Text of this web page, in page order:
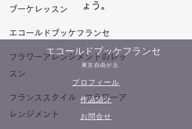
ブーケレッスン
エコールドブッケフランセ
フラワーアレンジメントのレッ
スン
フランススタイル フラワーア
レンジメント
ょう。
​エコールドブッケフランセ
東京自由が丘
プロフィール
作品紹介
​お問合せ